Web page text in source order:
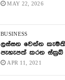
MAY 22, 2026
BUSINESS
ලස්සන වෙන්න
පැහැපත් කරන
APR 11, 2021